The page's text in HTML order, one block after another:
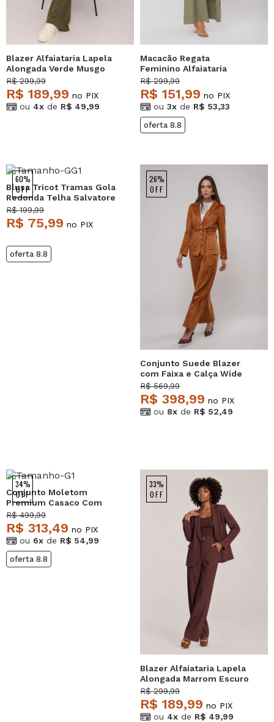
Blazer Alfaiataria Lapela
Alongada Verde Musgo
Salvatore
R$ 299,99
R$ 189,99 no PIX
ou 4x de R$ 49,99
Macacão Regata
Feminino Alfaiataria
Pantalona Verde Oliva
Salvatore
R$ 299,99
R$ 151,99 no PIX
ou 3x de R$ 53,33
oferta 8.8
60%
OFF
Blusa Tricot Tramas Gola
Redonda Telha Salvatore
R$ 199,99
R$ 75,99 no PIX
oferta 8.8
26%
OFF
Conjunto Suede Blazer
com Faixa e Calça Wide
Leg Caramelo Salvatore
R$ 569,99
R$ 398,99 no PIX
ou 8x de R$ 52,49
34%
OFF
Conjunto Moletom
Premium Casaco Com
bolsos e Wide Leg Bege
Salvatore
R$ 499,99
R$ 313,49 no PIX
ou 6x de R$ 54,99
oferta 8.8
33%
OFF
Blazer Alfaiataria Lapela
Alongada Marrom Escuro
Salvatore
R$ 299,99
R$ 189,99 no PIX
ou 4x de R$ 49,99